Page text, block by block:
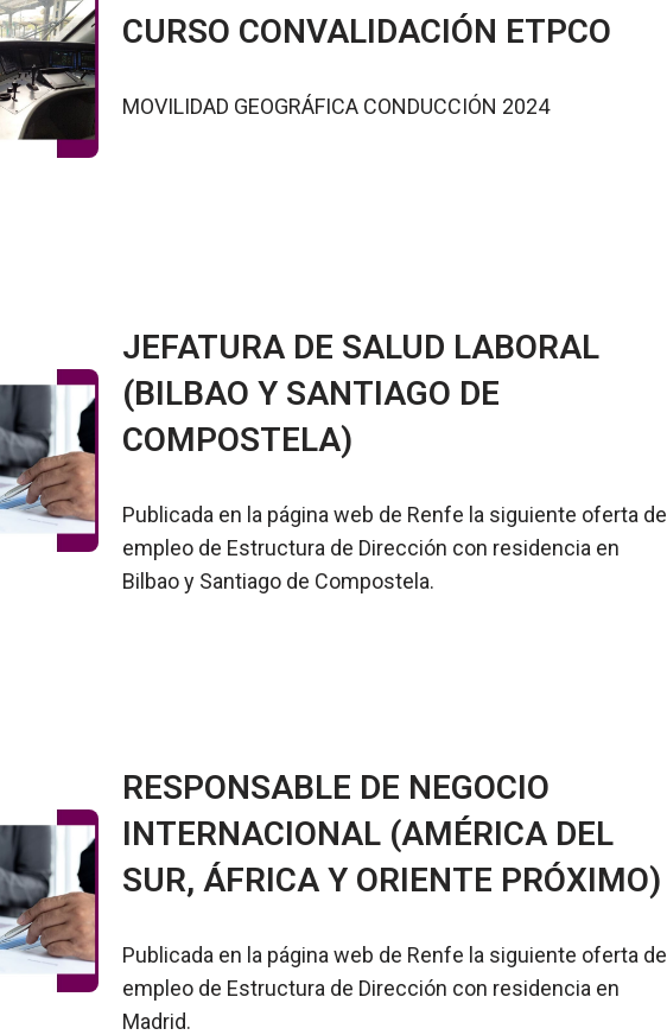
CURSO CONVALIDACIÓN ETPCO
MOVILIDAD GEOGRÁFICA CONDUCCIÓN 2024
JEFATURA DE SALUD LABORAL
(BILBAO Y SANTIAGO DE
COMPOSTELA)
Publicada en la página web de Renfe la siguiente oferta de
empleo de Estructura de Dirección con residencia en
Bilbao y Santiago de Compostela.
RESPONSABLE DE NEGOCIO
INTERNACIONAL (AMÉRICA DEL
SUR, ÁFRICA Y ORIENTE PRÓXIMO)
Publicada en la página web de Renfe la siguiente oferta de
empleo de Estructura de Dirección con residencia en
Madrid.